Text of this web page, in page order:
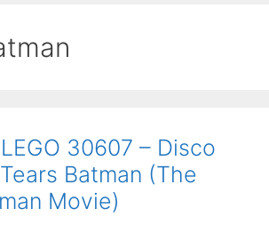
30607 – Disco
Batman (The
Movie)